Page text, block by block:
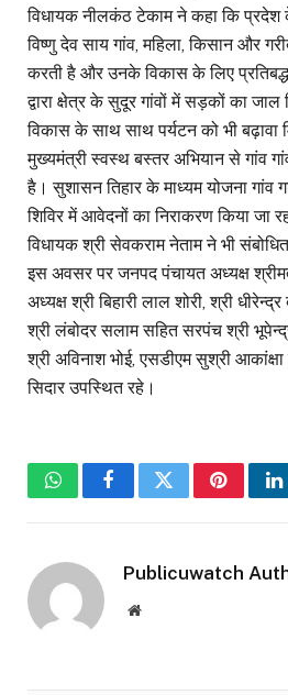
विधायक नीलकंठ टेकाम ने कहा कि प्रदेश
विष्णु देव साय गांव, महिला, किसान और
करती है और उनके विकास के लिए
द्वारा क्षेत्र के सुदूर गांवों में सड़कों का जाल
विकास के साथ साथ पर्यटन को भी बढ़ावा
मुख्यमंत्री स्वस्थ बस्तर अभियान से गांव
है। सुशासन तिहार के माध्यम योजना गांव
शिविर में आवेदनों का निराकरण किया जा
विधायक श्री सेवकराम नेताम ने भी
इस अवसर पर जनपद पंचायत अध्यक्ष
अध्यक्ष श्री बिहारी लाल शोरी, श्री
श्री लंबोदर सलाम सहित सरपंच श्री
श्री अविनाश भोई, एसडीएम सुश्री
सिदार उपस्थित रहे।
WhatsAppFacebookTwitterPinterest
Publicuwatch
Website